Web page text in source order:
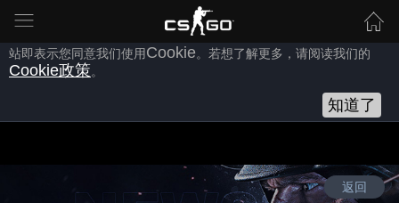
为向您提供良好的网站使用体验，完美世界网站会使用自身或第三方
，以作为安全、技术、分析、推广等之用。继续浏览本网
站即表示您同意我们使用Cookie。若想了解更多，请阅读我们的
Cookie政策。
知道了
返回